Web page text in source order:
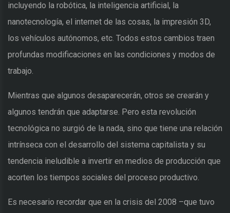
incluyendo la robótica, la inteligencia artificial, la
nanotecnología, el internet de las cosas, la impresión 3D,
los vehículos autónomos, etc. Todos estos cambios traen
profundas modificaciones en las condiciones y modos de
trabajo.
Mientras que algunos desaparecerán, otros se crearán y
algunos tendrán que adaptarse. Pero esta revolución
tecnológica no surgió de la nada, sino que tiene una relación
intrínseca con el desarrollo del sistema capitalista y su
tendencia ineludible a invertir en medios de producción que
acorten los tiempos sociales del proceso productivo.
Es necesario recordar que en la crisis del 2008 –que tuvo